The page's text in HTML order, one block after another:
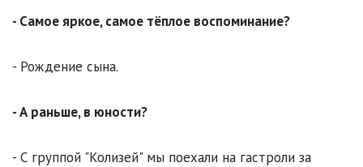
- Самое яркое, самое тёплое воспоминание?
- Рождение сына.
- А раньше, в юности?
- С группой "Колизей" мы поехали на гастроли за